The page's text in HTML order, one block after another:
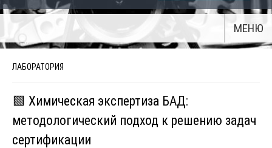
МЕНЮ
ЛАБОРАТОРИЯ
🟩 Химическая экспертиза БАД:
методологический подход к решению задач
сертификации